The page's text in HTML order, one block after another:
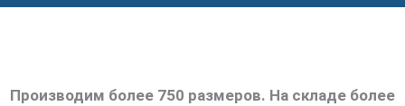
Производим более 750 размеров. На складе более